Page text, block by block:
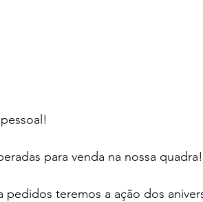
para venda na nossa quadra!
pedidos teremos a ação dos